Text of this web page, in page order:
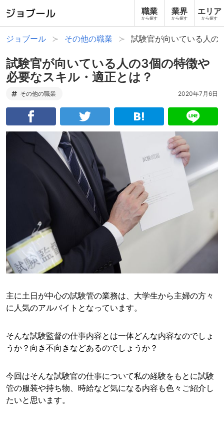
職業
から探す
業界
から探す
エリア
から探す
ジョブール その他の職業 試験官が向いている人の
試験官が向いている人の3個の特徴や
必要なスキル・適正とは？
その他の職業 2020年7月6日
主に土日が中心の試験管の業務は、大学生から主婦の方々
に人気のアルバイトとなっています。
そんな試験監督の仕事内容とは一体どんな内容なのでしょ
うか？向き不向きなどあるのでしょうか？
今回はそんな試験官の仕事について私の経験をもとに試験
管の服装や持ち物、時給など気になる内容も色々ご紹介し
たいと思います。